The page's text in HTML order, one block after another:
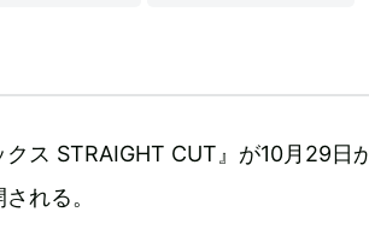
ス STRAIGHT CUT』が10月29日
れる。